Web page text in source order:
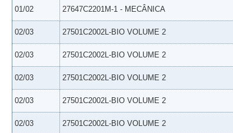
01/02 27647C2201M-1 - MECÂNICA
02/03 27501C2002L-BIO VOLUME 2
02/03 27501C2002L-BIO VOLUME 2
02/03 27501C2002L-BIO VOLUME 2
02/03 27501C2002L-BIO VOLUME 2
02/03 27501C2002L-BIO VOLUME 2